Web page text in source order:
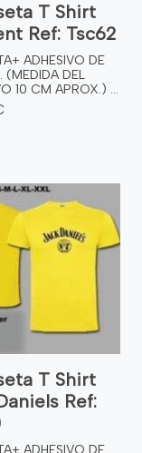
T Shirt
Ref: Tsc62
ADHESIVO DE
(MEDIDA DEL
10 CM APROX.) ...
T Shirt
Ref: